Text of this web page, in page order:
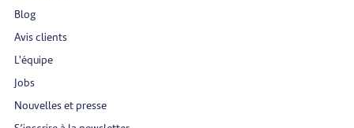
Blog
Avis clients
L'équipe
Jobs
Nouvelles et presse